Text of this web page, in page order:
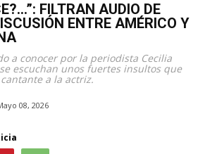
FILTRAN AUDIO DE
ENTRE AMÉRICO Y
a conocer por la periodista Cecilia
escuchan unos fuertes insultos que
a la actriz.
08, 2026